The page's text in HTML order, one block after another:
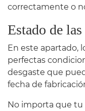
correctamente o
Estado de las
En este apartado,
perfectas
desgaste que
fecha de
No importa que tu